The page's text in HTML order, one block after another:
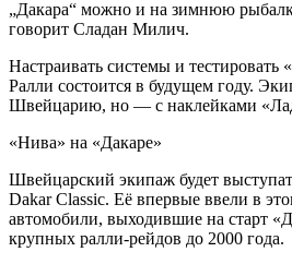
„Дакара“ можно и на зимнюю
говорит Сладан Милич.
Настраивать системы и тестировать
Ралли состоится в будущем году.
Швейцарию, но — с наклейками
«Нива» на «Дакаре»
Швейцарский экипаж будет
Dakar Classic. Её впервые ввели в
автомобили, выходившие на старт
крупных ралли-рейдов до 2000 года.